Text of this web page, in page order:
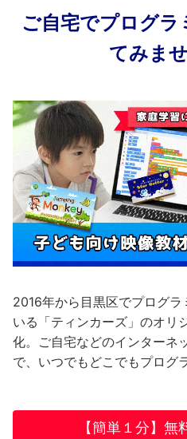
ご自宅でプログラ
てみま
2016年から目黒区でプログ
いる「ティンカーズ」のオリ
化。ご自宅などのインターネ
で、いつでもどこでもプログ
【簡単１分】無